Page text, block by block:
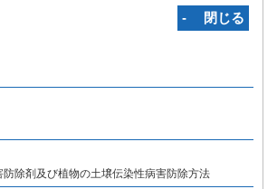
‐ 閉じる
除剤及び植物の土壌伝染性病害防除方法